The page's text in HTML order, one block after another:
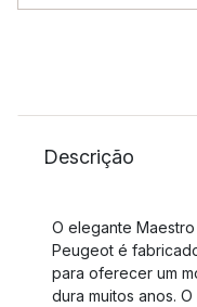
Descrição
O elegante Maestro
Peugeot é
para oferecer um
dura muitos anos.